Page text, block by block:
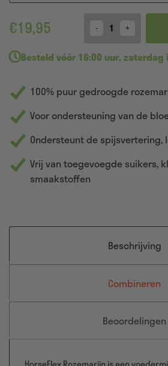
100% puur gedroogde
Voor ondersteuning van de
Ondersteunt de spijsvertering,
Vrij van toegevoegde suikers,
smaakstoffen
€19,95 Quantity
Besteld vóór 16:00 uur, zaterdag
Beschrijving
Combineren
Beoordelingen